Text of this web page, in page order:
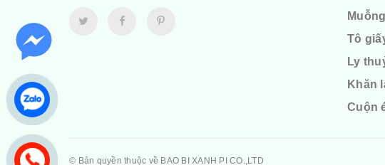
Tô
Ly
Khăn
Cuộn
© Bản quyền thuộc về BAO BI XANH PI CO.,LTD